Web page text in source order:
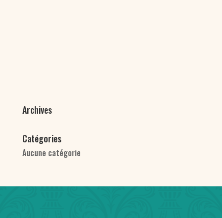
Archives
Catégories
Aucune catégorie